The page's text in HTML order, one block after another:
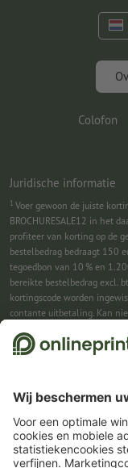
Premium programma
Gratis lettertypes
Marketing en
Colofon
Juridische informatie
1 Voer gewoon de juiste
BROCHURESALE12 in het
profiteer van korting op de
bestelbedrag bedraagt 150
tegoedbon van 10 % en
bereikte bestelbedrag excl.
kortingscode worden
contante uitbetaling. Kan
2Je ontvangst eerst een e-
ingewisseld. Geen
van de bestelwaarde
gecombineerd met andere
zes weken geldig.